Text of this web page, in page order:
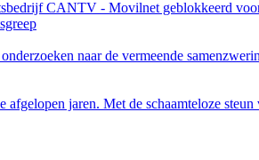
CANTV - Movilnet geblokkeerd
naar de vermeende
jaren. Met de schaamteloze